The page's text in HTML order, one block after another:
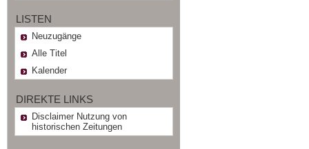
LISTEN
Neuzugänge
Alle Titel
Kalender
DIREKTE LINKS
Disclaimer Nutzung von
historischen Zeitungen